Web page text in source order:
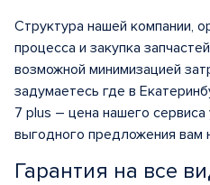
Структура нашей компании,
процесса и закупка
возможной минимизацией
задумаетесь где в
7 plus – цена нашего
выгодного предложения вам
Гарантия на все